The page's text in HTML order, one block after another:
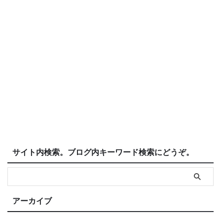
サイト内検索。ブログ内キーワード検索にどうぞ。
アーカイブ